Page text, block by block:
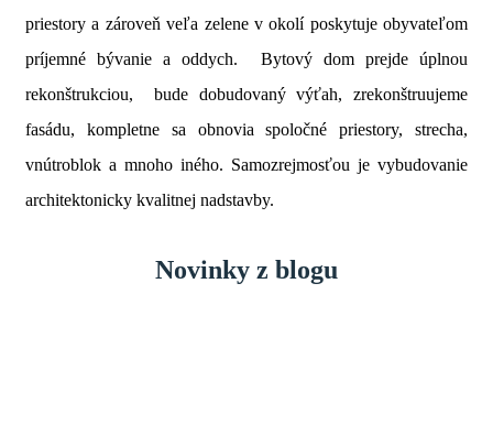
priestory a zároveň veľa zelene v okolí poskytuje obyvateľom
príjemné bývanie a oddych. Bytový dom prejde úplnou
rekonštrukciou, bude dobudovaný výťah, zrekonštruujeme
fasádu, kompletne sa obnovia spoločné priestory, strecha,
vnútroblok a mnoho iného. Samozrejmosťou je vybudovanie
architektonicky kvalitnej nadstavby.
Novinky z blogu